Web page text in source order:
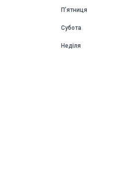
Пʼятниця
Субота
Неділя